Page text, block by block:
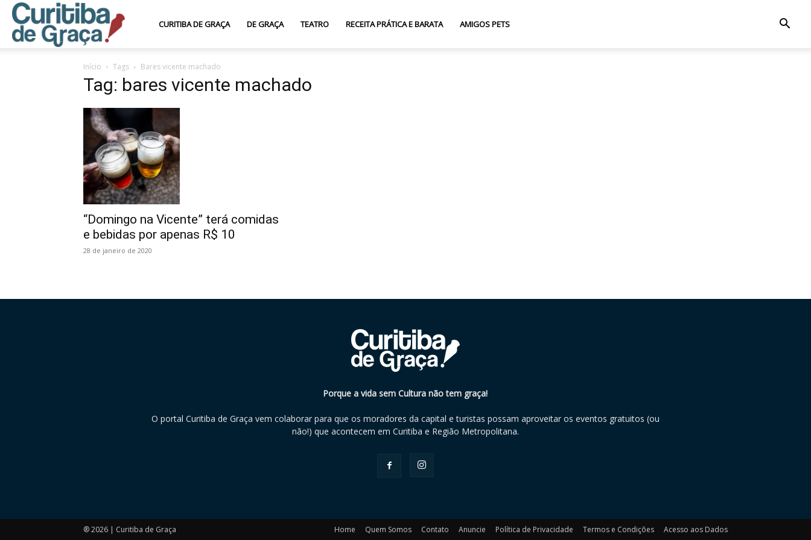
Curitiba
de
CURITIBA DE GRAÇA DE GRAÇA TEATRO RECEITA PRÁTICA E BARATA AMIGOS PETS
Início Tags Bares vicente machado
Tag: bares vicente machado
“Domingo na Vicente” terá comidas
e bebidas por apenas R$ 10
28 de janeiro de 2020
Porque a vida sem Cultura não tem graça!
O portal Curitiba de Graça vem colaborar para que os moradores da capital e turistas possam aproveitar os eventos gratuitos (ou
não!) que acontecem em Curitiba e Região Metropolitana.
Home Quem Somos Contato Anuncie Política de Privacidade Termos e Condições Acesso aos Dados
® 2026 | Curitiba de Graça